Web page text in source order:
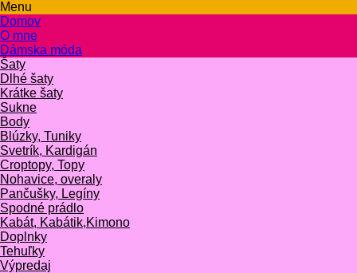
Menu
Domov
O mne
Dámska móda
Šaty
Dlhé šaty
Krátke šaty
Sukne
Body
Blúzky, Tuniky
Svetrík, Kardigán
Croptopy, Topy
Nohavice, overaly
Pančušky, Legíny
Spodné prádlo
Kabát, Kabátik,Kimono
Doplnky
Tehuľky
Výpredaj